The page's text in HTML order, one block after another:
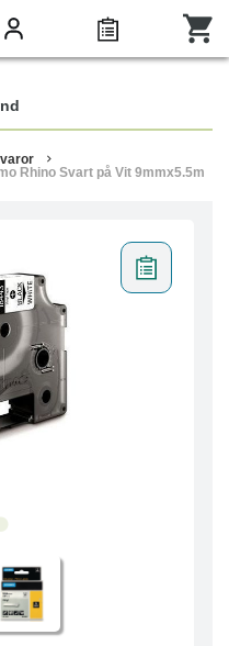
Rhino Svart på Vit 9mmx5.5m